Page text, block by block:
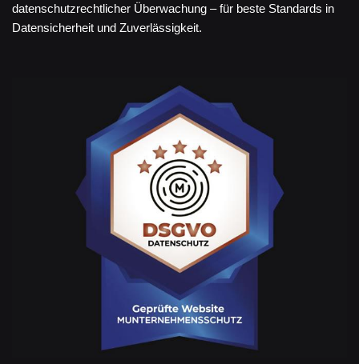
datenschutzrechtlicher Überwachung – für beste Standards in
Datensicherheit und Zuverlässigkeit.